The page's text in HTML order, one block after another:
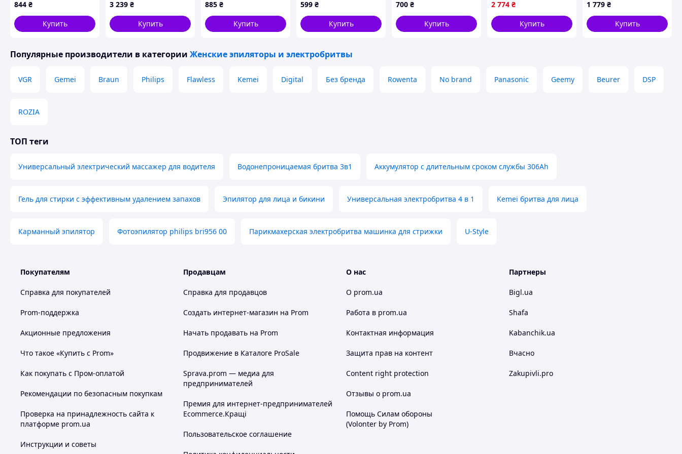
844 ₴
Купить
3 239 ₴
Купить
885 ₴
Купить
розовый
599 ₴
Купить
Электроэпилятор /
Электробритва
женская / Депилятор
700 ₴
Купить
1-профессионал
2 774 ₴
Купить
1 779 ₴
Купить
Популярные производители в категории Женские эпиляторы и электробритвы
VGR Gemei Braun Philips Flawless Kemei Digital Без бренда Rowenta No brand Panasonic Geemy Beurer DSP
ROZIA
ТОП теги
Универсальный электрический массажер для водителя Водонепроницаемая бритва 3в1 Аккумулятор с длительным сроком службы 306Ah
Гель для стирки с эффективным удалением запахов Эпилятор для лица и бикини Универсальная электробритва 4 в 1 Kemei бритва для лица
Карманный эпилятор Фотоэпилятор philips bri956 00 Парикмахерская электробритва машинка для стрижки U-Style
Покупателям
Справка для покупателей
Prom-поддержка
Акционные предложения
Что такое «Купить с Prom»
Как покупать с Пром-оплатой
Рекомендации по безопасным покупкам
Проверка на принадлежность сайта к
платформе prom.ua
Инструкции и советы
Продавцам
Справка для продавцов
Создать интернет-магазин на Prom
Начать продавать на Prom
Продвижение в Каталоге ProSale
Sprava.prom — медиа для
предпринимателей
Премия для интернет-предпринимателей
Ecommerce.Кращі
Пользовательское соглашение
О нас
О prom.ua
Работа в prom.ua
Контактная информация
Защита прав на контент
Content right protection
Отзывы о prom.ua
Помощь Силам обороны
(Volonter by Prom)
Партнеры
Bigl.ua
Shafa
Kabanchik.ua
Вчасно
Zakupivli.pro